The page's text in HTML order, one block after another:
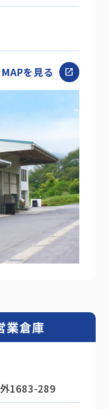
MAPを見る open_in_new
倉庫
1683-289